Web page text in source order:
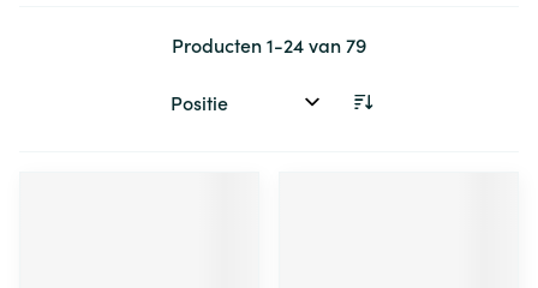
Producten1-24van79
Sorteer op: